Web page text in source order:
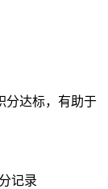
分达标，有助于
记录